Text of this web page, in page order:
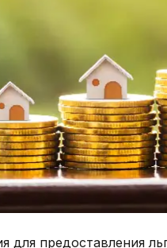
для предоставления